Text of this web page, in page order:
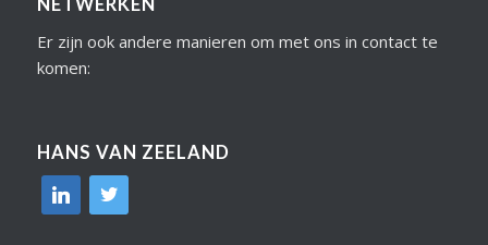
NETWERKEN
Er zijn ook andere manieren om met ons in contact te
komen:
HANS VAN ZEELAND
linkedin
twitter